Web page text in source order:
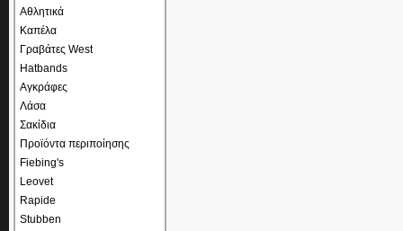
Αθλητικά
Καπέλα
Γραβάτες West
Hatbands
Αγκράφες
Λάσα
Σακίδια
Προϊόντα περιποίησης
Fiebing's
Leovet
Rapide
Stubben